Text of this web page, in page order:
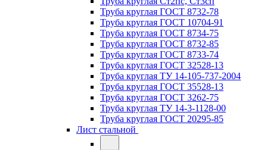
Труба круглая ГОСТ 8732-78
Труба круглая ГОСТ 10704-91
Труба круглая ГОСТ 8734-75
Труба круглая ГОСТ 8732-85
Труба круглая ГОСТ 8733-74
Труба круглая ГОСТ 32528-13
Труба круглая ТУ 14-105-737-2004
Труба круглая ГОСТ 35528-13
Труба круглая ГОСТ 3262-75
Труба круглая ТУ 14-3-1128-00
Труба круглая ГОСТ 20295-85
Лист стальной